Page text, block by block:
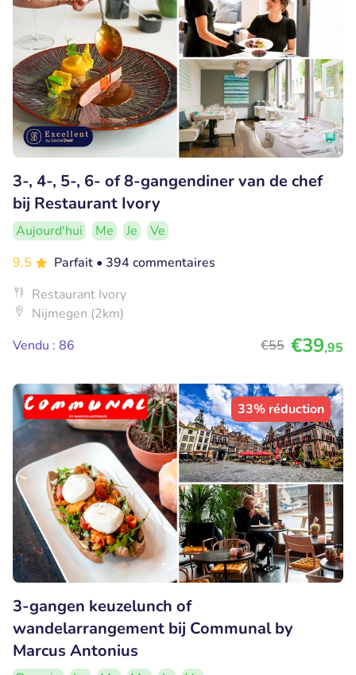
3-, 4-, 5-, 6- of 8-gangendiner van de chef
bij Restaurant Ivory
Aujourd'hui Me Je
Ve
9.5
Parfait • 394 commentaires
Restaurant Ivory
Nijmegen (2km)
Vendu : 86
€55 €39,95
33% réduction
3-gangen keuzelunch of
wandelarrangement bij Communal by
Marcus Antonius